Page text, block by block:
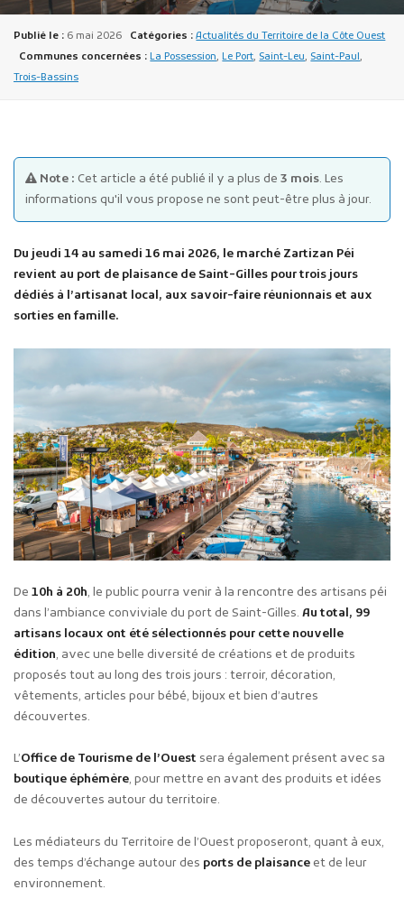
Publicité des actes
Marchés publics
Projets financés par l'Europe
Plans d'accès
Publié le : 6 mai 2026 Catégories : Actualités du Territoire de la Côte Ouest
Communes concernées : La Possession,Le Port, Saint-Leu, Saint-Paul,
Trois-Bassins
Note : Cet article a été publié il y a plus de 3 mois. Les
informations qu'il vous propose ne sont peut-être plus à jour.
Du jeudi 14 au samedi 16 mai 2026, le marché Zartizan Péi
revient au port de plaisance de Saint-Gilles pour trois jours
dédiés à l’artisanat local, aux savoir-faire réunionnais et aux
sorties en famille.
De 10h à 20h, le public pourra venir à la rencontre des artisans péi
dans l’ambiance conviviale du port de Saint-Gilles. Au total, 99
artisans locaux ont été sélectionnés pour cette nouvelle
édition, avec une belle diversité de créations et de produits
proposés tout au long des trois jours : terroir, décoration,
vêtements, articles pour bébé, bijoux et bien d’autres
découvertes.
L’Office de Tourisme de l’Ouest sera également présent avec sa
boutique éphémère, pour mettre en avant des produits et idées
de découvertes autour du territoire.
Les médiateurs du Territoire de l’Ouest proposeront, quant à eux,
des temps d’échange autour des ports de plaisanceet de leur
environnement.